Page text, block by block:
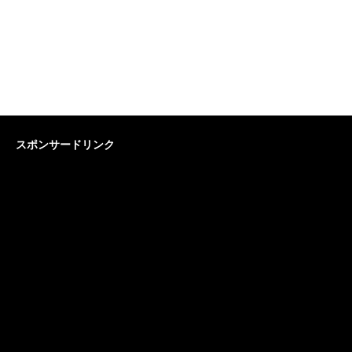
スポンサードリンク